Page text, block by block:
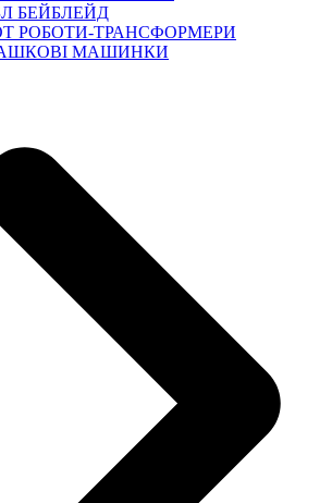
БЕЙБЛЕЙД
РОБОТИ-ТРАНСФОРМЕРИ
МАШИНКИ